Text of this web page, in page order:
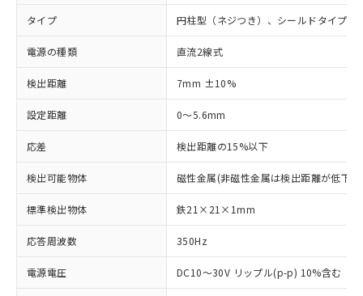
タイプ 円柱型（ネジつき）、シールドタイプ
電源の種類 直流2線式
検出距離 7mm ±10%
設定距離 0～5.6mm
応差 検出距離の15%以下
検出可能物体 磁性金属(非磁性金属は検出距離が低下
標準検出物体 鉄21×21×1mm
応答周波数 350Hz
電源電圧 DC10～30V リップル(p-p) 10%含む